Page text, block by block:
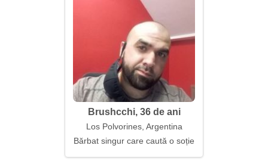
Brushcchi, 36 de ani
Los Polvorines, Argentina
Bărbat singur care caută o soție